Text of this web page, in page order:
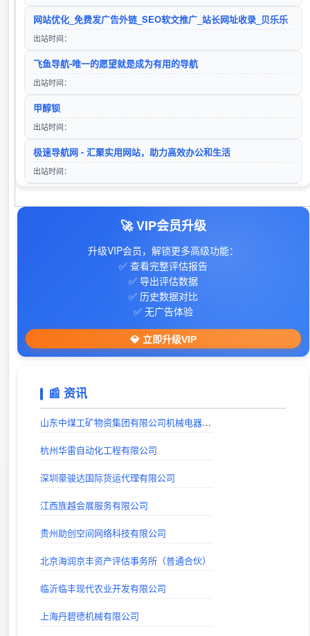
捌零导航
访问站点
入站时间：2025-12-01
入站时间：2026-01-11
入站时间：2023-01-16
入站时间：2023-01-16
入站时间：2024-04-26
山东欣烨化工有限公司
入站时间：2025-05-26
网站优化_免费发广告外链_SEO软文推广_站长网址收录_贝乐乐
出站时间：
飞鱼导航-唯一的愿望就是成为有用的导航
出站时间：
甲醇钡
出站时间：
极速导航网 - 汇聚实用网站，助力高效办公和生活
出站时间：
606导航网_常用网址大全_生活服务_让上网更顺溜
出站时间：
出站时间：
出站时间：
出站时间：
🚀 VIP会员升级
升级VIP会员，解锁更多高级功能：
✅ 查看完整评估报告
✅ 导出评估数据
✅ 历史数据对比
✅ 无广告体验
💎 立即升级VIP
📰 资讯
山东中煤工矿物资集团有限公司机械电器制造分公司
杭州华雷自动化工程有限公司
深圳豪骏达国际货运代理有限公司
江西旌越会展服务有限公司
贵州助创空间网络科技有限公司
北京海润京丰资产评估事务所（普通合伙）
临沂临丰现代农业开发有限公司
上海丹碧德机械有限公司